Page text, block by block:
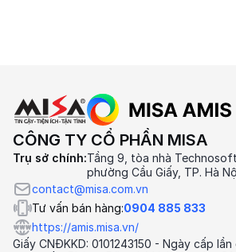
CÔNG TY CỔ PHẦN MISA
Trụ sở chính:Tầng 9, tòa nhà
phường Cầu Giấy, TP. Hà
contact@misa.com.vn
Tư vấn bán hàng:0904 885 833
https://amis.misa.vn/
Giấy CNĐKKD: 0101243150 - Ngày cấp